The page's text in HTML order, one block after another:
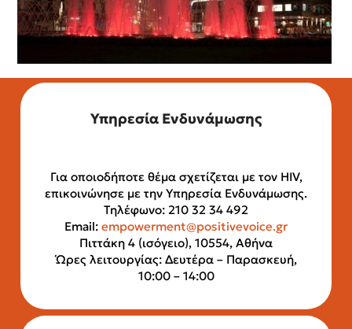
Υπηρεσία Ενδυνάμωσης
Για οποιοδήποτε θέμα σχετίζεται με τον HIV,
επικοινώνησε με την Υπηρεσία Ενδυνάμωσης.
Τηλέφωνο: 210 32 34 492
Email: empowerment@positivevoice.gr
Πιττάκη 4 (ισόγειο), 10554, Αθήνα
Ώρες λειτουργίας: Δευτέρα – Παρασκευή,
10:00 – 14:00